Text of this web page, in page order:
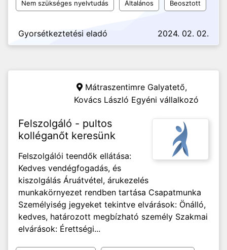
Nem szükséges nyelvtudás Általános Beosztott
Gyorsétkeztetési eladó 2024. 02. 02.
Mátraszentimre Galyatető,
Kovács László Egyéni vállalkozó
Felszolgáló - pultos
kolléganőt keresünk
Felszolgálói teendők ellátása:
Kedves vendégfogadás, és
kiszolgálás Áruátvétel, árukezelés
munkakörnyezet rendben tartása Csapatmunka
Személyiség jegyeket tekintve elvárások: Önálló,
kedves, határozott megbízható személy Szakmai
elvárások: Érettségi...